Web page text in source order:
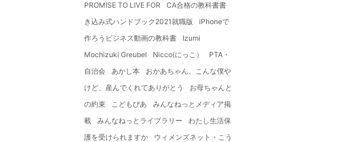
PROMISE TO LIVE FOR
CA合格の教科書書
き込み式ハンドブック2021就職版
iPhoneで
作ろうビジネス動画の教科書
Izumi
Mochizuki Greubel
Nicco(にっこ）
PTA・
自治会
あかし本
おかあちゃん、こんな僕や
けど、産んでくれてありがとう
お母ちゃんと
の約束
こどもぴあ
みんなねっとメディア掲
載
みんなねっとライブラリー
わたし生活保
護を受けられますか
ウィメンズネット・こう